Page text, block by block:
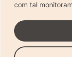
com tal
Direitos